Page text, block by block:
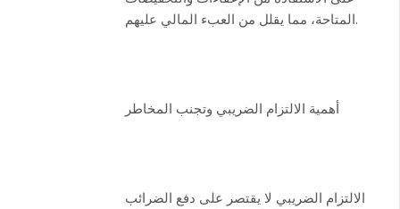
المتاحة، مما يقلل من العبء المالي عليهم.
أهمية الالتزام الضريبي وتجنب المخاطر
الالتزام الضريبي لا يقتصر على دفع الضرائب